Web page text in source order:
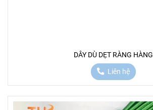
DÂY DÙ DẸT RÀNG HÀNG
Liên hệ